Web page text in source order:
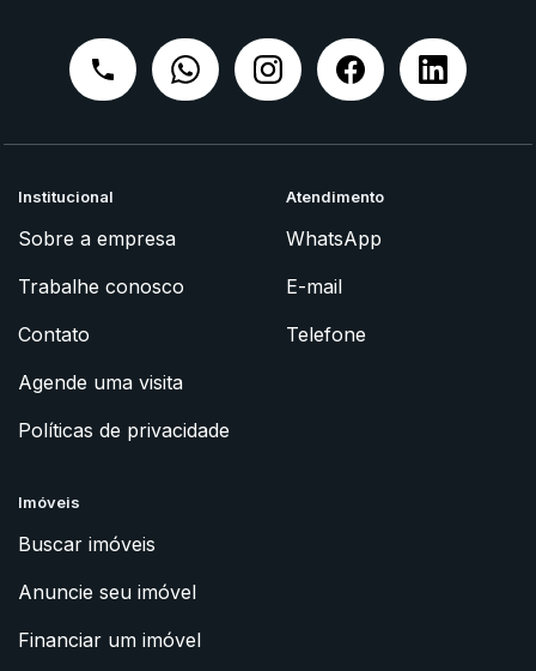
Institucional
Sobre a empresa
Trabalhe conosco
Contato
Agende uma visita
Políticas de privacidade
Atendimento
WhatsApp
E-mail
Telefone
Imóveis
Buscar imóveis
Anuncie seu imóvel
Financiar um imóvel